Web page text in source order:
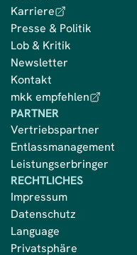
Karriere
Presse & Politik
Lob & Kritik
Newsletter
Kontakt
mkk empfehlen
PARTNER
Vertriebspartner
Entlassmanagement
Leistungserbringer
RECHTLICHES
Impressum
Datenschutz
Language
Privatsphäre